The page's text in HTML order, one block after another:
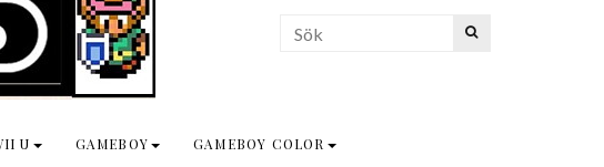
U GAMEBOY
GAMEBOY COLOR